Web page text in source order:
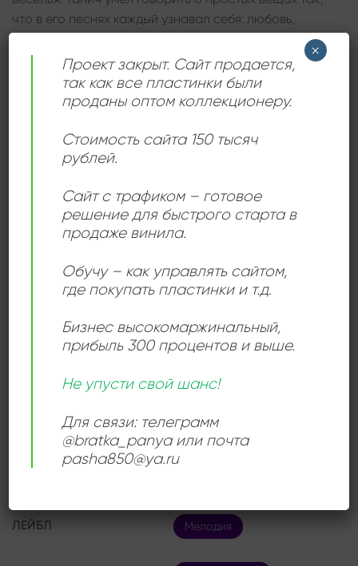
что в его песнях каждый узнавал себя: любовь,
дружба, радость встречи и тёплые воспоминания
становились основными темами его лирики.
Отдельного внимания заслуживает само звучание
чтобы альбом получил качественное оформление и
характерное для конца 80-х годов стерео-
аналогового формата. Красная этикетка и
оформление издания делают пластинку интересной
находкой для коллекционеров советского винила.
«Разгуляй» — это не просто музыкальный альбом, а
целый культурный феномен: пластинка отражает то,
перемен. Здесь соединяются лёгкость шлягера,
простота народного напева и фирменный стиль
напрямую, искренне и открыто.
ДЕТАЛИ
ЛЕЙБЛ Мелодия
Проект закрыт. Сайт продается,
так как все пластинки были
проданы оптом коллекционеру.
Стоимость сайта 150 тысяч
рублей.
Сайт с трафиком – готовое
решение для быстрого старта в
продаже винила.
Обучу – как управлять сайтом,
где покупать пластинки и т.д.
Бизнес высокомаржинальный,
прибыль 300 процентов и выше.
Не упусти свой шанс!
Для связи: телеграмм
@bratka_panya или почта
pasha850@ya.ru
×